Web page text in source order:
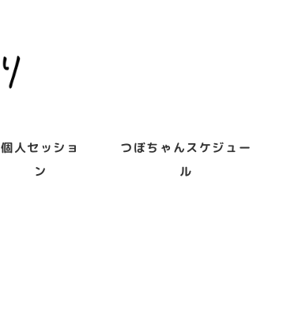
個人セッショ
ン
つぼちゃんスケジュー
ル